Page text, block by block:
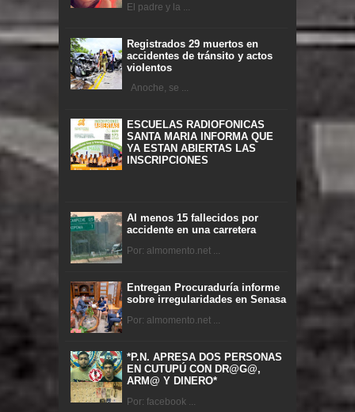
El padre y la ...
Registrados 29 muertos en
accidentes de tránsito y actos
violentos
Anoche, se ...
ESCUELAS RADIOFONICAS
SANTA MARIA INFORMA QUE
YA ESTAN ABIERTAS LAS
INSCRIPCIONES
Al menos 15 fallecidos por
accidente en una carretera
Por: almomento.net ...
Entregan Procuraduría informe
sobre irregularidades en Senasa
Por: almomento.net ...
*P.N. APRESA DOS PERSONAS
EN CUTUPÚ CON DR@G@,
ARM@ Y DINERO*
Por: facebook ...